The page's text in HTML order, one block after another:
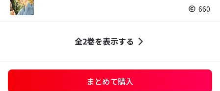
660
全2巻を表示する
まとめて購入